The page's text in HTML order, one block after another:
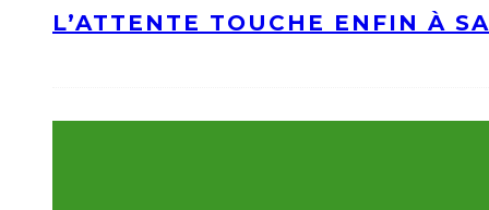
L’ATTENTE TOUCHE ENFIN À